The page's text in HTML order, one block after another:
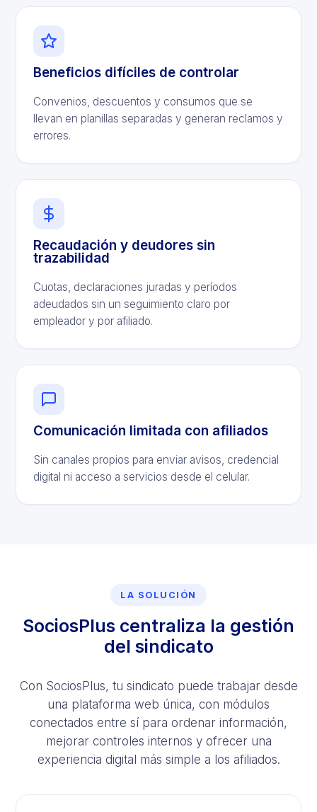
Beneficios difíciles de controlar
Convenios, descuentos y consumos que se
llevan en planillas separadas y generan reclamos y
errores.
Recaudación y deudores sin
trazabilidad
Cuotas, declaraciones juradas y períodos
adeudados sin un seguimiento claro por
empleador y por afiliado.
Comunicación limitada con afiliados
Sin canales propios para enviar avisos, credencial
digital ni acceso a servicios desde el celular.
LA SOLUCIÓN
SociosPlus centraliza la gestión
del sindicato
Con SociosPlus, tu sindicato puede trabajar desde
una plataforma web única, con módulos
conectados entre sí para ordenar información,
mejorar controles internos y ofrecer una
experiencia digital más simple a los afiliados.